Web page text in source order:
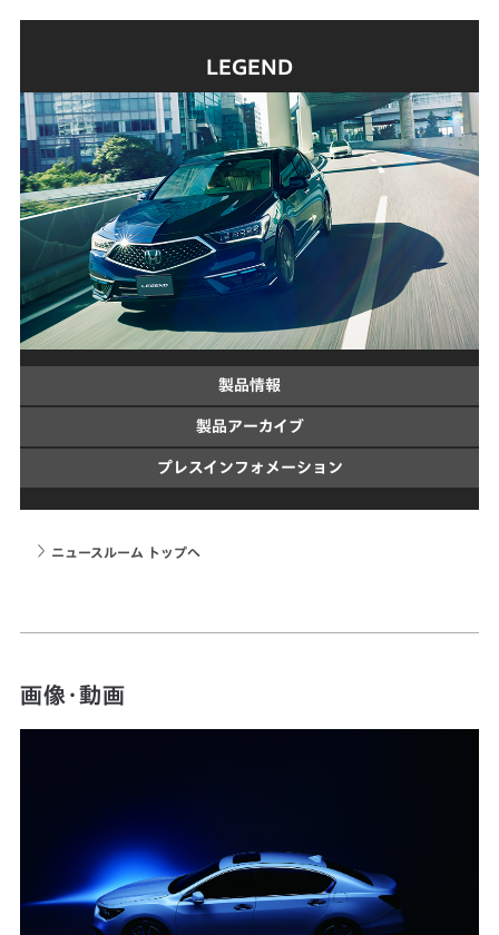
LEGEND
製品情報
製品アーカイブ
プレスインフォメーション
ニュースルーム トップへ
画像・動画